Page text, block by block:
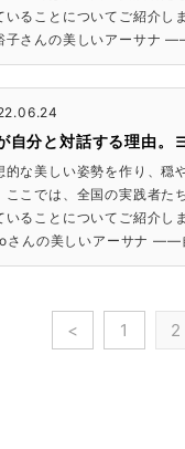
いることについてご紹介し
子さんの美しいアーサナ
自分と対話する理由。
的な美しい姿勢を作り、穏
ここでは、全国の実践者た
いることについてご紹介し
さんの美しいアーサナ ――
< 1 2